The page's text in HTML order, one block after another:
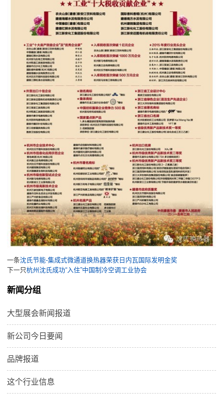
一条沈氏节能-集成式微通道换热器荣获日内瓦国际发明金奖
下一只杭州沈氏成功“入住”中国制冷空调工业协会
新闻分组
大型展会新闻报道
新公司今日要闻
品牌报道
这个行业信息